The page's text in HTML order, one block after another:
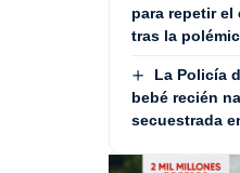
para repetir el
tras la
La Policía
bebé recién
secuestrada